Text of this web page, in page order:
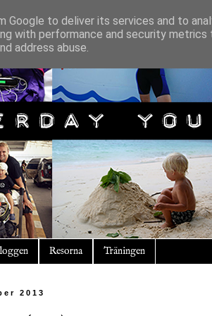
Resorna Träningen
2013
Google to deliver its services and to
with performance and security
address abuse.